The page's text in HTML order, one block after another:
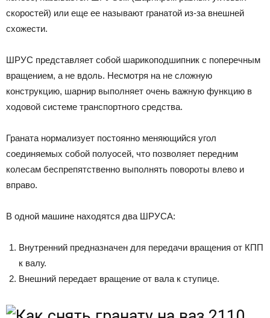
скоростей) или еще ее называют гранатой из-за внешней
схожести.
ШРУС представляет собой шарикоподшипник с поперечным
вращением, а не вдоль. Несмотря на не сложную
конструкцию, шарнир выполняет очень важную функцию в
ходовой системе транспортного средства.
Граната нормализует постоянно меняющийся угол
соединяемых собой полуосей, что позволяет передним
колесам беспрепятственно выполнять повороты влево и
вправо.
В одной машине находятся два ШРУСА:
Внутренний предназначен для передачи вращения от КПП
к валу.
Внешний передает вращение от вала к ступице.